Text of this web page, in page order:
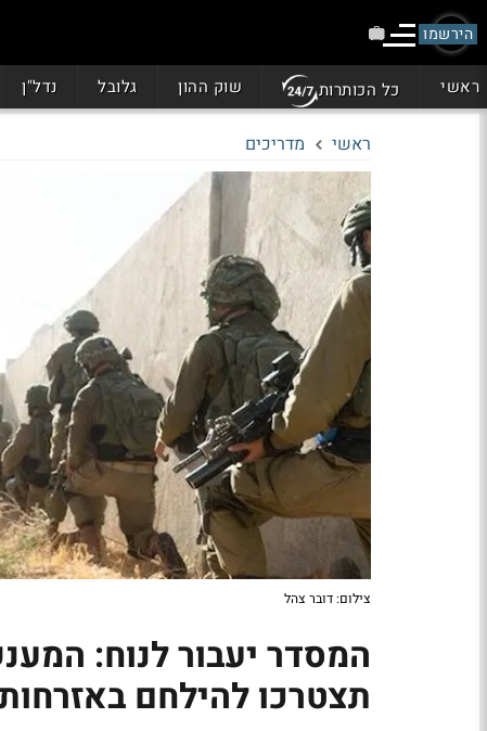
הירשמו
ראשי כל הכותרות שוק ההון גלובל נדל"ן
ראשי מדריכים
צילום: דובר צהל
המסדר יעבור לנוח:
תצטרכו להילחם